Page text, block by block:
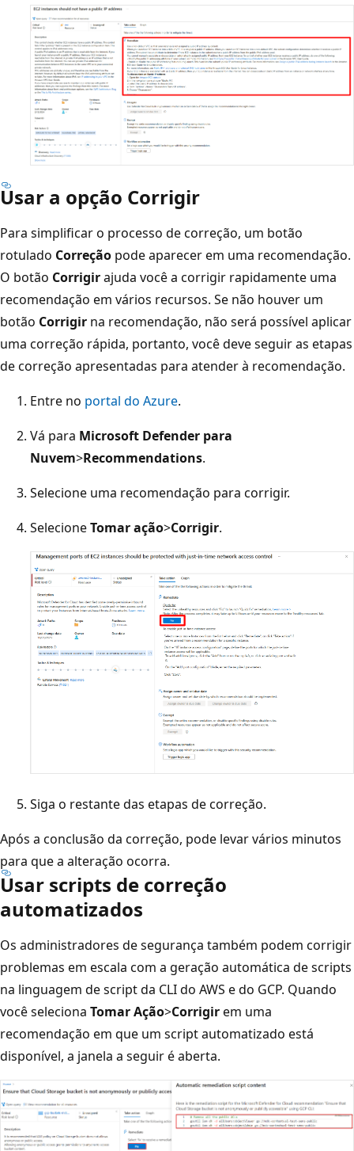
Usar a opção Corrigir
Para simplificar o processo de correção, um botão
rotulado Correção pode aparecer em uma recomendação.
O botão Corrigirajuda você a corrigir rapidamente uma
recomendação em vários recursos. Se não houver um
botão Corrigir na recomendação, não será possível aplicar
uma correção rápida, portanto, você deve seguir as etapas
de correção apresentadas para atender à recomendação.
Entre no portal do Azure.
Vá para Microsoft Defender para
Nuvem>Recommendations.
Selecione uma recomendação para corrigir.
SelecioneTomar ação>Corrigir.
Siga o restante das etapas de correção.
Após a conclusão da correção, pode levar vários minutos
para que a alteração ocorra.
Usar scripts de correção
automatizados
Os administradores de segurança também podem corrigir
problemas em escala com a geração automática de scripts
na linguagem de script da CLI do AWS e do GCP. Quando
você seleciona Tomar Ação>Corrigirem uma
recomendação em que um script automatizado está
disponível, a janela a seguir é aberta.